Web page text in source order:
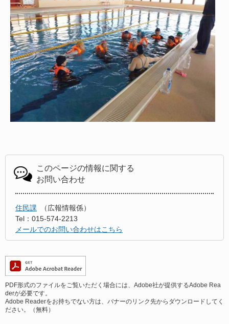
このページの情報に関する
お問い合わせ
住民課
広報情報係
Tel：015-574-2213
メールでのお問い合わせはこちら
PDF形式のファイルをご覧いただく場合には、Adobe社が提供するAdobe Rea
derが必要です。
Adobe Readerをお持ちでない方は、バナーのリンク先からダウンロードしてく
ださい。（無料）